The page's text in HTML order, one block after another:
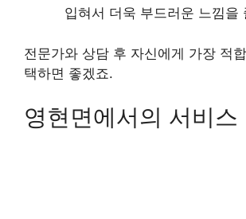
입혀서 더욱 부드러운 느낌을
전문가와 상담 후 자신에게 가장 적
택하면 좋겠죠.
영현면에서의 서비스